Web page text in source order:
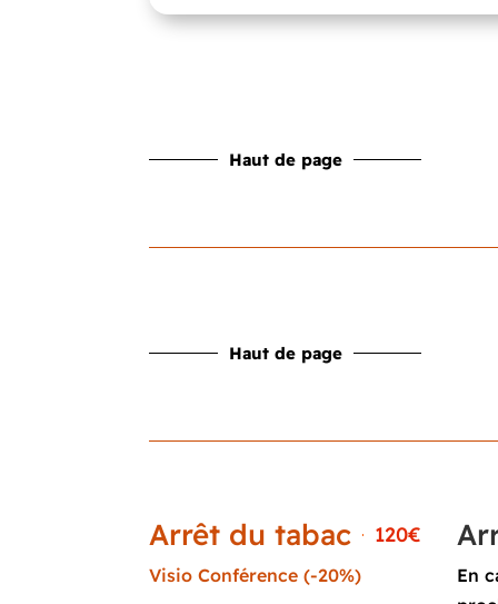
Haut de page
Haut de page
Arrêt du tabac 120€
Visio Conférence (-20%)
En